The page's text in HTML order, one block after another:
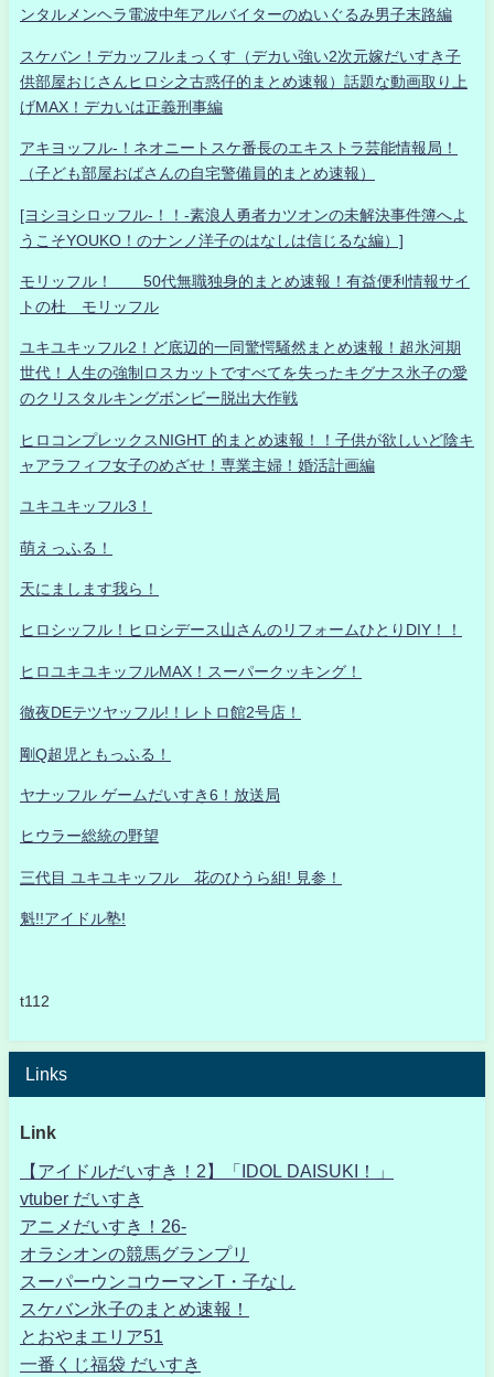
ンタルメンヘラ電波中年アルバイターのぬいぐるみ男子末路編
スケバン！デカッフルまっくす（デカい強い2次元嫁だいすき子
供部屋おじさんヒロシ之古惑仔的まとめ速報）話題な動画取り上
げMAX！デカいは正義刑事編
アキヨッフル-！ネオニートスケ番長のエキストラ芸能情報局！
（子ども部屋おばさんの自宅警備員的まとめ速報）
[ヨシヨシロッフル-！！-素浪人勇者カツオンの未解決事件簿へよ
うこそYOUKO！のナンノ洋子のはなしは信じるな編）]
モリッフル！ 50代無職独身的まとめ速報！有益便利情報サイ
トの杜 モリッフル
ユキユキッフル2！ど底辺的一同驚愕騒然まとめ速報！超氷河期
世代！人生の強制ロスカットですべてを失ったキグナス氷子の愛
のクリスタルキングボンビー脱出大作戦
ヒロコンプレックスNIGHT 的まとめ速報！！子供が欲しいど陰キ
ャアラフィフ女子のめざせ！専業主婦！婚活計画編
ユキユキッフル3！
萌えっふる！
天にまします我ら！
ヒロシッフル！ヒロシデース山さんのリフォームひとりDIY！！
ヒロユキユキッフルMAX！スーパークッキング！
徹夜DEテツヤッフル!！レトロ館2号店！
剛Q超児ともっふる！
ヤナッフル ゲームだいすき6！放送局
ヒウラー総統の野望
三代目 ユキユキッフル 花のひうら組! 見参！
魁!!アイドル塾!
t112
Links
Link
【アイドルだいすき！2】「IDOL DAISUKI！」
vtuber だいすき
アニメだいすき！26-
オラシオンの競馬グランプリ
スーパーウンコウーマンT・子なし
スケバン氷子のまとめ速報！
とおやまエリア51
一番くじ福袋 だいすき